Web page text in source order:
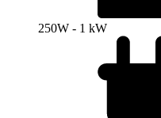
250W - 1 kW